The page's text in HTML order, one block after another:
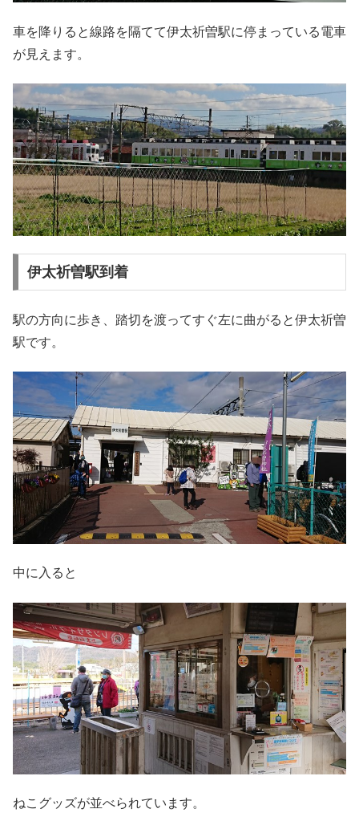
車を降りると線路を隔てて伊太祈曽駅に停まっている電車
が見えます。
伊太祈曽駅到着
駅の方向に歩き、踏切を渡ってすぐ左に曲がると伊太祈曽
駅です。
中に入ると
ねこグッズが並べられています。